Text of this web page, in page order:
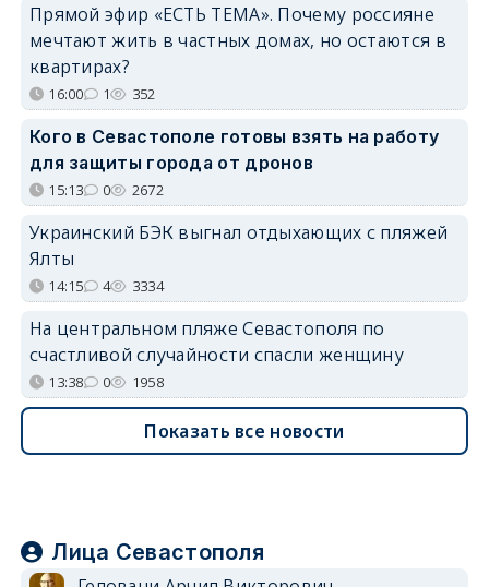
Прямой эфир «ЕСТЬ ТЕМА». Почему россияне
мечтают жить в частных домах, но остаются в
квартирах?
16:00 1 352
Кого в Севастополе готовы взять на работу
для защиты города от дронов
15:13 0 2672
Украинский БЭК выгнал отдыхающих с пляжей
Ялты
14:15 4 3334
На центральном пляже Севастополя по
счастливой случайности спасли женщину
13:38 0 1958
Показать все новости
Лица Севастополя